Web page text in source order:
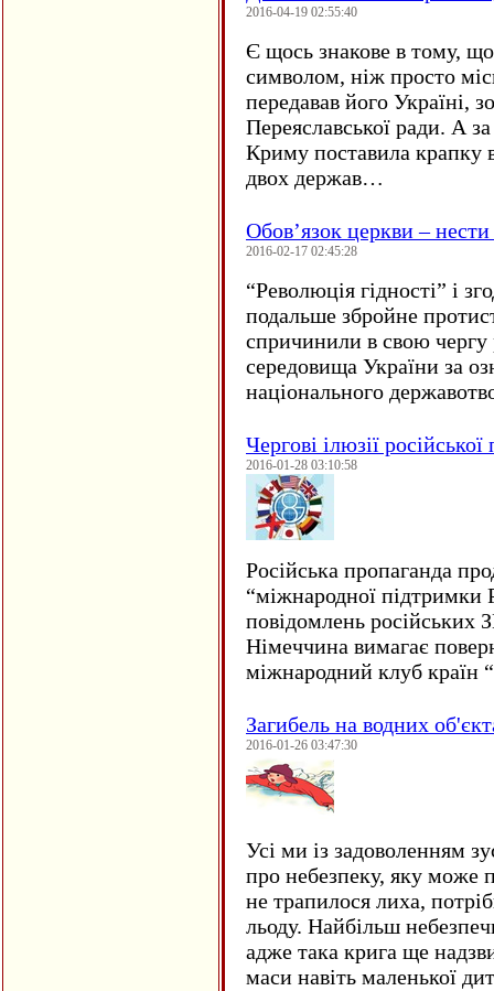
2016-04-19 02:55:40
Є щось знакове в тому, що
символом, ніж просто
передавав його Україні,
Переяславської ради. А
Криму поставила крапку
двох держав…
Обов’язок церкви –
2016-02-17 02:45:28
“Революція гідності” і
подальше збройне
спричинили в свою чергу
середовища України за
національного
Чергові ілюзії
2016-01-28 03:10:58
Російська пропаганда
“міжнародної підтримки
повідомлень російських
Німеччина вимагає
міжнародний клуб країн
Загибель на водних
2016-01-26 03:47:30
Усі ми із задоволенням
про небезпеку, яку може
не трапилося лиха,
льоду. Найбільш
адже така крига ще
маси навіть маленької